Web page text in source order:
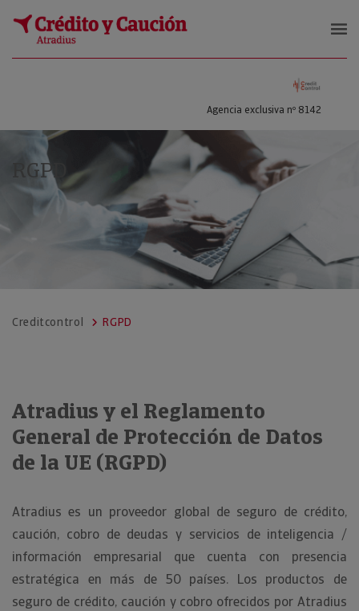
CARRIZOSA SANCHEZ, EMILIO
Agencia exclusiva nº 8142
RGPD
Creditcontrol RGPD
Atradius y el Reglamento
General de Protección de Datos
de la UE (RGPD)
Atradius es un proveedor global de seguro de crédito,
caución, cobro de deudas y servicios de inteligencia /
información empresarial que cuenta con presencia
estratégica en más de 50 países. Los productos de
seguro de crédito, caución y cobro ofrecidos por Atradius